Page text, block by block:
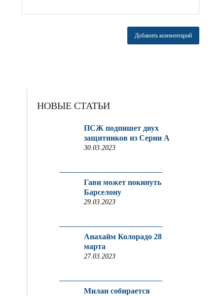
НОВЫЕ СТАТЬИ
ПСЖ подпишет двух
защитников из Серии A
30.03.2023
Гави может покинуть
Барселону
29.03.2023
Анахайм Колорадо 28
марта
27.03.2023
Милан собирается